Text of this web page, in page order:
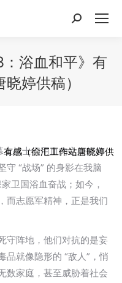
搜
：浴血和平》有
婷供稿）
感（徐汇工作站唐晓婷供
战士们用血肉之躯抵御
守 “战场” 的身影在我脑
卫国浴血奋战；如今，
而志愿军精神，正是我们
守阵地，他们对抗的是妄
品就像隐形的 “敌人”，悄
数家庭，甚至威胁着社会